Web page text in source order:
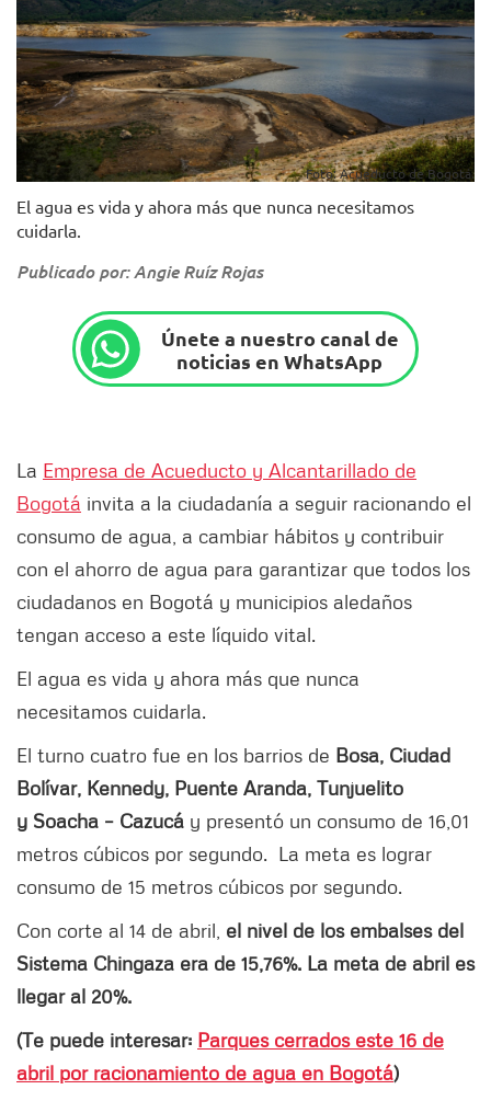
Foto: Acueducto de Bogotá.
El agua es vida y ahora más que nunca necesitamos
cuidarla.
Publicado por: Angie Ruíz Rojas
Únete a nuestro canal de
noticias en WhatsApp
La Empresa de Acueducto y Alcantarillado de
Bogotá invita a la ciudadanía a seguir racionando el
consumo de agua, a cambiar hábitos y contribuir
con el ahorro de agua para garantizar que todos los
ciudadanos en Bogotá y municipios aledaños
tengan acceso a este líquido vital.
El agua es vida y ahora más que nunca
necesitamos cuidarla.
El turno cuatro fue en los barrios de Bosa, Ciudad
Bolívar, Kennedy, Puente Aranda, Tunjuelito
y Soacha – Cazucá y presentó un consumo de 16,01
metros cúbicos por segundo. La meta es lograr
consumo de 15 metros cúbicos por segundo.
Con corte al 14 de abril, el nivel de los embalses del
Sistema Chingaza era de 15,76%. La meta de abril es
llegar al 20%.
(Te puede interesar: Parques cerrados este 16 de
abril por racionamiento de agua en Bogotá)